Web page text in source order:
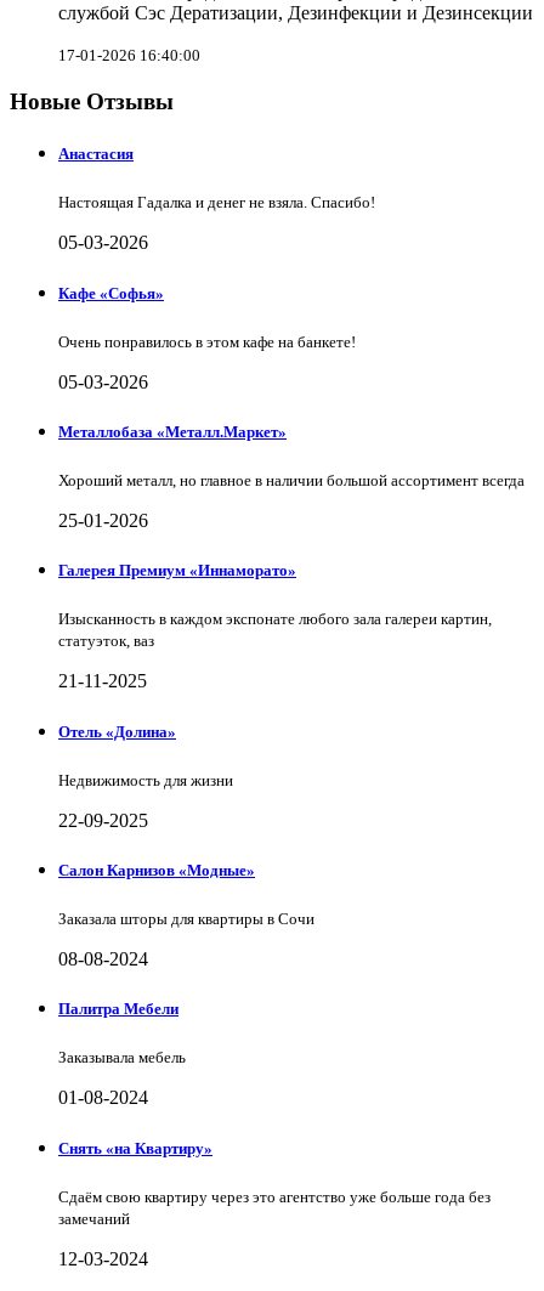
службой Сэс Дератизации, Дезинфекции и Дезинсекции
17-01-2026 16:40:00
Новые Отзывы
Анастасия
Настоящая Гадалка и денег не взяла. Спасибо!
05-03-2026
Кафе «Софья»
Очень понравилось в этом кафе на банкете!
05-03-2026
Металлобаза «Металл.Маркет»
Хороший металл, но главное в наличии большой ассортимент всегда
25-01-2026
Галерея Премиум «Иннаморато»
Изысканность в каждом экспонате любого зала галереи картин,
статуэток, ваз
21-11-2025
Отель «Долина»
Недвижимость для жизни
22-09-2025
Салон Карнизов «Модные»
Заказала шторы для квартиры в Сочи
08-08-2024
Палитра Мебели
Заказывала мебель
01-08-2024
Снять «на Квартиру»
Сдаём свою квартиру через это агентство уже больше года без
замечаний
12-03-2024